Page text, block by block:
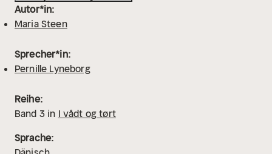
Autor*in:
Maria Steen
Sprecher*in:
Pernille Lyneborg
Reihe:
Band 3in I vådt og tørt
Sprache: